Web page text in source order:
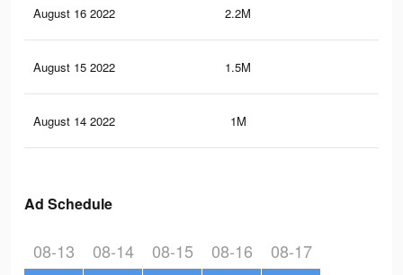
August 16 2022 2.2M
August 15 2022 1.5M
August 14 2022 1M
Ad Schedule
08-13 08-14 08-15 08-16 08-17